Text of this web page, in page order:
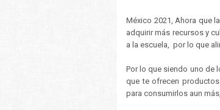
México 2021, Ahora que
adquirir más recursos y
a la escuela, por lo que
Por lo que siendo uno de
que te ofrecen
para consumirlos aun